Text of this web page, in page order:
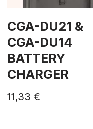
CGA-DU21 &
CGA-DU14
BATTERY
CHARGER
11,33 €